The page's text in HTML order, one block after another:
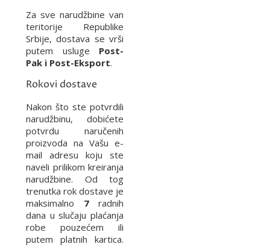
Za sve narudžbine van
teritorije Republike
Srbije, dostava se vrši
putem usluge Post-
Pak i Post-Eksport.
Rokovi dostave
Nakon što ste potvrdili
narudžbinu, dobićete
potvrdu naručenih
proizvoda na Vašu e-
mail adresu koju ste
naveli prilikom kreiranja
narudžbine. Od tog
trenutka rok dostave je
maksimalno 7radnih
dana u slučaju plaćanja
robe pouzećem ili
putem platnih kartica.